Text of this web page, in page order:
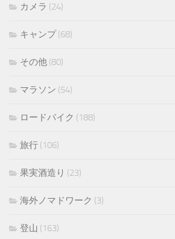
カメラ (24)
キャンプ(68)
その他 (80)
マラソン (54)
ロードバイク (188)
旅行 (106)
果実酒造り (23)
海外ノマドワーク (3)
登山 (163)